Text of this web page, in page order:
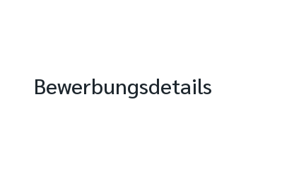
Bewerbungsdetails